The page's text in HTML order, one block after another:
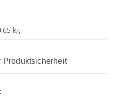
kg
Produktsicherheit